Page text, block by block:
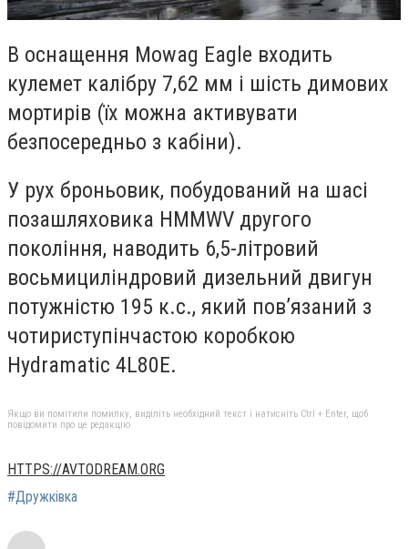
В оснащення Mowag Eagle входить
кулемет калібру 7,62 мм і шість димових
мортирів (їх можна активувати
безпосередньо з кабіни).
У рух броньовик, побудований на шасі
позашляховика HMMWV другого
покоління, наводить 6,5-літровий
восьмициліндровий дизельний двигун
потужністю 195 к.с., який пов’язаний з
чотириступінчастою коробкою
Hydramatic 4L80E.
Якщо ви помітили помилку, виділіть необхідний текст і натисніть Ctrl + Enter, щоб
повідомити про це редакцію
HTTPS://AVTODREAM.ORG
#Дружківка